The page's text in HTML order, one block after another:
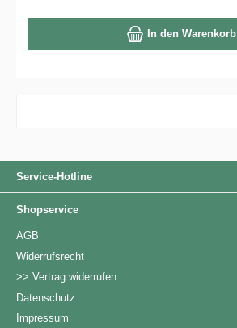
Unikat. Lieferumfang: 1 Stück
In den Warenkorb
Service-Hotline
Shopservice
AGB
Widerrufsrecht
>> Vertrag widerrufen
Datenschutz
Impressum